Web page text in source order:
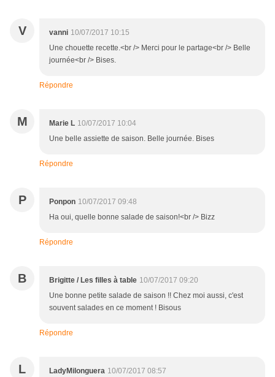
V vanni 10/07/2017 10:15
Une chouette recette.<br /> Merci pour le partage<br /> Belle
journée<br /> Bises.
Répondre
M Marie L 10/07/2017 10:04
Une belle assiette de saison. Belle journée. Bises
Répondre
P Ponpon 10/07/2017 09:48
Ha oui, quelle bonne salade de saison!<br /> Bizz
Répondre
B Brigitte / Les filles à table 10/07/2017 09:20
Une bonne petite salade de saison !! Chez moi aussi, c'est
souvent salades en ce moment ! Bisous
Répondre
L LadyMilonguera 10/07/2017 08:57